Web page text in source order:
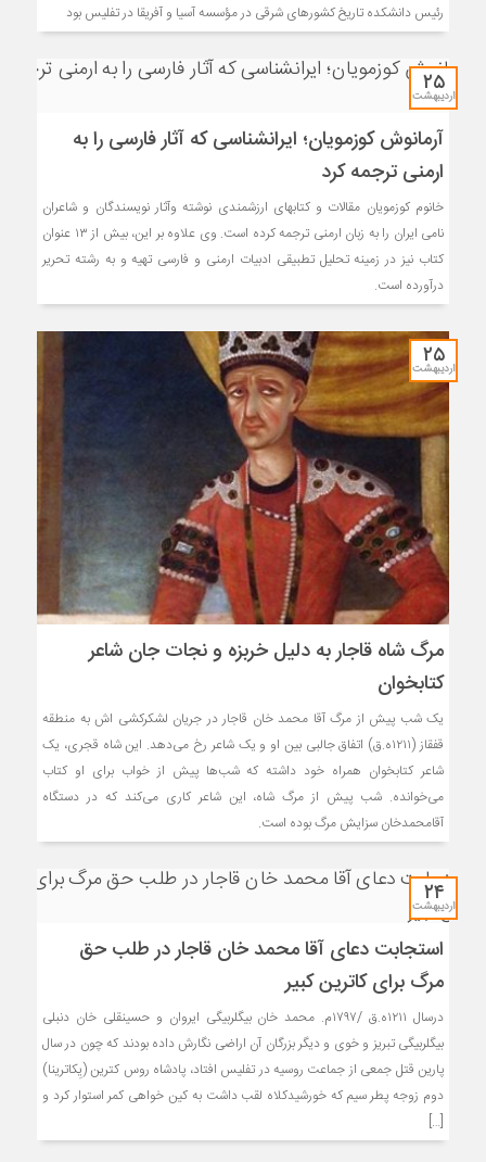
رئیس دانشکده تاریخ کشورهای شرقی در مؤسسه آسیا و آفریقا در تفلیس بود
۲۵
اردیبهشت
آرمانوش کوزمویان؛ ایرانشناسی که آثار فارسی را به
ارمنی ترجمه کرد
خانوم کوزمویان مقالات و کتابهای ارزشمندی نوشته وآثار نویسندگان و شاعران
نامی ایران را به زبان ارمنی ترجمه کرده است. وی علاوه بر این، بیش از ۱۳ عنوان
کتاب نیز در زمینه تحلیل تطبیقی ادبیات ارمنی و فارسی تهیه و به رشته تحریر
درآورده است.
۲۵
اردیبهشت
مرگ شاه قاجار به دلیل خربزه و نجات جان شاعر
کتابخوان
یک شب پیش از مرگ آقا محمد خان قاجار در جریان لشکرکشی اش به منطقه
قفقاز (۱۲۱۱ه.ق) اتفاق جالبی بین او و یک شاعر رخ می‌دهد. این شاه قجری، یک
شاعر کتابخوان همراه خود داشته که شب‌ها پیش از خواب برای او کتاب
می‌خوانده. شب پیش از مرگ شاه، این شاعر کاری می‌کند که در دستگاه
آقامحمدخان سزایش مرگ بوده‌ است.
۲۴
اردیبهشت
استجابت دعای آقا محمد خان قاجار در طلب حق
مرگ برای کاترین کبیر
درسال ۱۲۱۱ه.ق /۱۷۹۷م. محمد خان بیگلربیگی ایروان و حسینقلی خان دنبلی
بیگلربیگی تبریز و خوی و دیگر بزرگان آن اراضی نگارش داده بودند که چون در سال
پارین قتل جمعی از جماعت روسیه در تفلیس افتاد، پادشاه روس کترین (یِکاترینا)
دوم زوجه پطر سیم که خورشیدکلاه لقب داشت به کین خواهی کمر استوار کرد و
[…]